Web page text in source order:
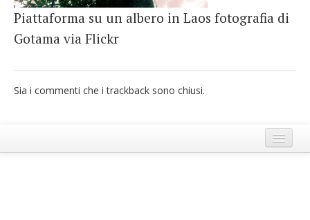
Piattaforma su un albero in Laos fotografia di
Gotama via Flickr
Sia i commenti che i trackback sono chiusi.